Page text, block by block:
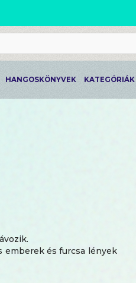
HANGOSKÖNYVEK KATEGÓRIÁK
emberek és furcsa lények